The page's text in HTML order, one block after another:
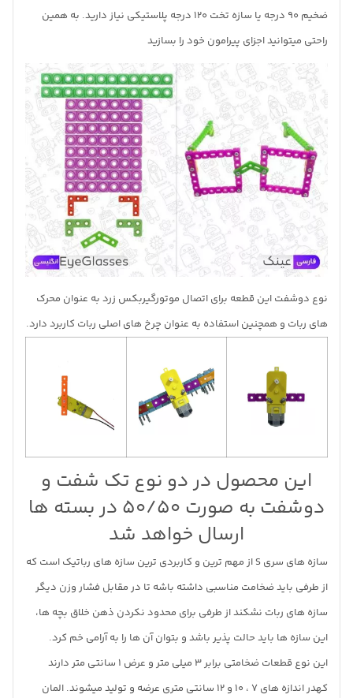
ضخیم 90 درجه یا سازه تخت 120 درجه پلاستیکی نیاز دارید. به همین
راحتی میتوانید اجزای پیرامون خود را بسازید
نوع دوشفت این قطعه برای اتصال موتورگیربکس زرد به عنوان محرک
های ربات و همچنین استفاده به عنوان چرخ های اصلی ربات کاربرد دارد.
این محصول در دو نوع تک شفت و
دوشفت به صورت 50/50 در بسته ها
ارسال خواهد شد
سازه های سری S از مهم ترین و کاربردی ترین سازه های رباتیک است که
از طرفی باید ضخامت مناسبی داشته باشه تا در مقابل فشار وزن دیگر
سازه های ربات نشکند از طرفی برای محدود نکردن ذهن خلاق بچه ها،
این سازه ها باید حالت پذیر باشد و بتوان آن ها را به آرامی خم کرد.
این نوع قطعات ضخامتی برابر 3 میلی متر و عرض 1 سانتی متر دارند
کهدر اندازه های 7 ، 10 و 12 سانتی متری عرضه و تولید میشوند. المان